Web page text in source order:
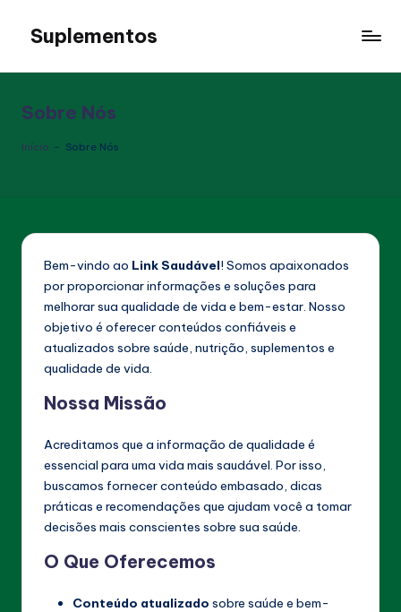
Suplementos
Bem-
Estar
Através
Detalhadas
Informações
Sobre
Produtos
que
no
Desintoxicação,
Aumento
de
Energia
melhoria
Saúde
Sobre Nós
Início - Sobre Nós
Bem-vindo ao Link Saudável! Somos apaixonados
por proporcionar informações e soluções para
melhorar sua qualidade de vida e bem-estar. Nosso
objetivo é oferecer conteúdos confiáveis e
atualizados sobre saúde, nutrição, suplementos e
qualidade de vida.
Nossa Missão
Acreditamos que a informação de qualidade é
essencial para uma vida mais saudável. Por isso,
buscamos fornecer conteúdo embasado, dicas
práticas e recomendações que ajudam você a tomar
decisões mais conscientes sobre sua saúde.
O Que Oferecemos
Conteúdo atualizado sobre saúde e bem-